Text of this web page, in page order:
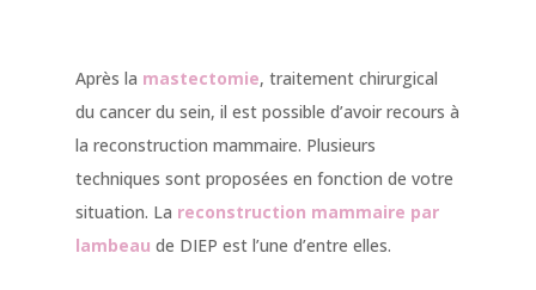
Après la mastectomie, traitement chirurgical
du cancer du sein, il est possible d’avoir recours à
la reconstruction mammaire. Plusieurs
techniques sont proposées en fonction de votre
situation. La reconstruction mammaire par
lambeau de DIEP est l’une d’entre elles.